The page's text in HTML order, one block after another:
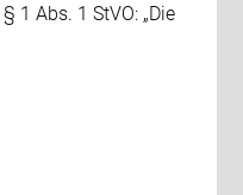
1 Abs. 1 StVO: „Die